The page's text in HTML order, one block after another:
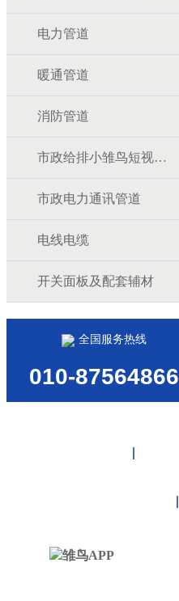
电力管道
暖通管道
消防管道
市政给排小雏鸟短视频道
市政电力通讯管道
电线电缆
开关面板及配套辅材
全国服务热线
010-87564866